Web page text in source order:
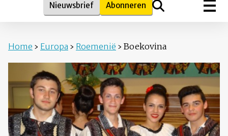
Nieuwsbrief Abonneren
Home › Europa › Roemenië › Boekovina